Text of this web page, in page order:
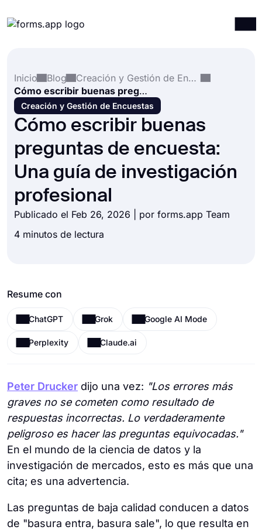
Integraciones
Plantillas
Recursos
Precios
Inicio
Blog
Creación y Gestión de Encuestas
Cómo escribir buenas preguntas de encuesta: Una guía de investigación profesional
Creación y Gestión de Encuestas
Cómo escribir buenas
preguntas de encuesta:
Una guía de investigación
profesional
Publicado el Feb 26, 2026 | por forms.app Team
4 minutos de lectura
Resume con
ChatGPT Grok Google AI Mode
Perplexity Claude.ai
Peter Drucker dijo una vez: "Los errores más
graves no se cometen como resultado de
respuestas incorrectas. Lo verdaderamente
peligroso es hacer las preguntas equivocadas."
En el mundo de la ciencia de datos y la
investigación de mercados, esto es más que una
cita; es una advertencia.
Las preguntas de baja calidad conducen a datos
de "basura entra, basura sale", lo que resulta en